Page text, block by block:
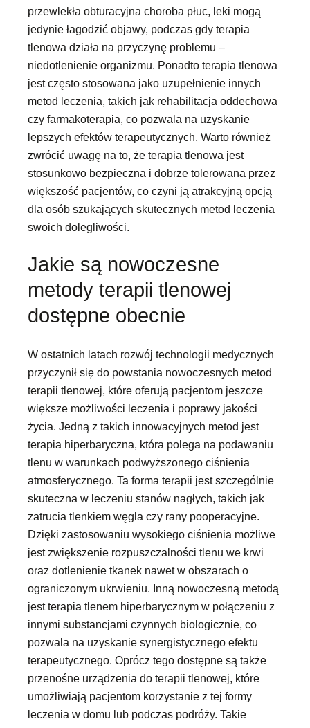
przewlekła obturacyjna choroba płuc, leki mogą
jedynie łagodzić objawy, podczas gdy terapia
tlenowa działa na przyczynę problemu –
niedotlenienie organizmu. Ponadto terapia tlenowa
jest często stosowana jako uzupełnienie innych
metod leczenia, takich jak rehabilitacja oddechowa
czy farmakoterapia, co pozwala na uzyskanie
lepszych efektów terapeutycznych. Warto również
zwrócić uwagę na to, że terapia tlenowa jest
stosunkowo bezpieczna i dobrze tolerowana przez
większość pacjentów, co czyni ją atrakcyjną opcją
dla osób szukających skutecznych metod leczenia
swoich dolegliwości.
Jakie są nowoczesne
metody terapii tlenowej
dostępne obecnie
W ostatnich latach rozwój technologii medycznych
przyczynił się do powstania nowoczesnych metod
terapii tlenowej, które oferują pacjentom jeszcze
większe możliwości leczenia i poprawy jakości
życia. Jedną z takich innowacyjnych metod jest
terapia hiperbaryczna, która polega na podawaniu
tlenu w warunkach podwyższonego ciśnienia
atmosferycznego. Ta forma terapii jest szczególnie
skuteczna w leczeniu stanów nagłych, takich jak
zatrucia tlenkiem węgla czy rany pooperacyjne.
Dzięki zastosowaniu wysokiego ciśnienia możliwe
jest zwiększenie rozpuszczalności tlenu we krwi
oraz dotlenienie tkanek nawet w obszarach o
ograniczonym ukrwieniu. Inną nowoczesną metodą
jest terapia tlenem hiperbarycznym w połączeniu z
innymi substancjami czynnych biologicznie, co
pozwala na uzyskanie synergistycznego efektu
terapeutycznego. Oprócz tego dostępne są także
przenośne urządzenia do terapii tlenowej, które
umożliwiają pacjentom korzystanie z tej formy
leczenia w domu lub podczas podróży. Takie